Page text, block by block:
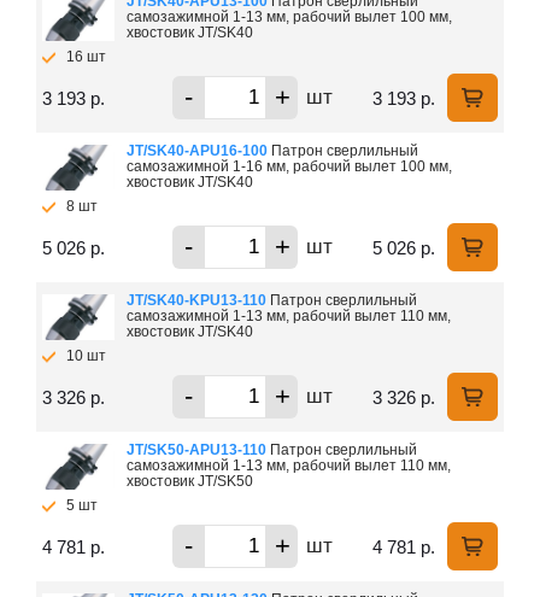
самозажимной 1-13 мм, рабочий вылет 100 мм,
хвостовик JT/SK40
16 шт
3 193 р. - + шт 3 193 р.
JT/SK40-APU16-100 Патрон сверлильный
самозажимной 1-16 мм, рабочий вылет 100 мм,
хвостовик JT/SK40
8 шт
5 026 р. - + шт 5 026 р.
JT/SK40-KPU13-110 Патрон сверлильный
самозажимной 1-13 мм, рабочий вылет 110 мм,
хвостовик JT/SK40
10 шт
3 326 р. - + шт 3 326 р.
JT/SK50-APU13-110 Патрон сверлильный
самозажимной 1-13 мм, рабочий вылет 110 мм,
хвостовик JT/SK50
5 шт
4 781 р. - + шт 4 781 р.